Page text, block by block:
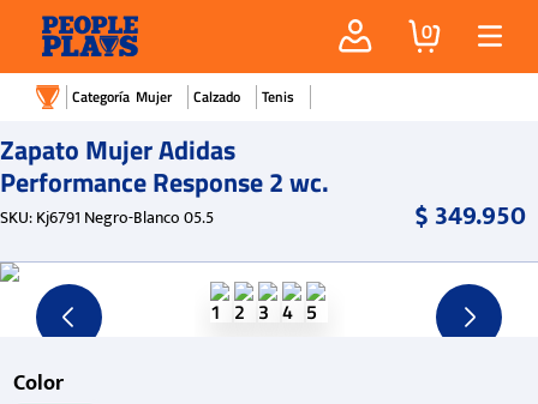
0
Mujer Calzado Tenis
Zapato Mujer Adidas
Performance Response 2 wc.
SKU:Kj6791 Negro-Blanco 05.5 $349.950
Color